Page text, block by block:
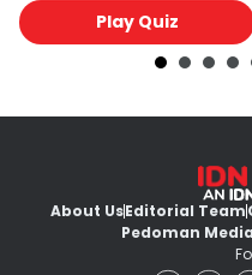
Play Quiz
About UsEditorial Team
Pedoman